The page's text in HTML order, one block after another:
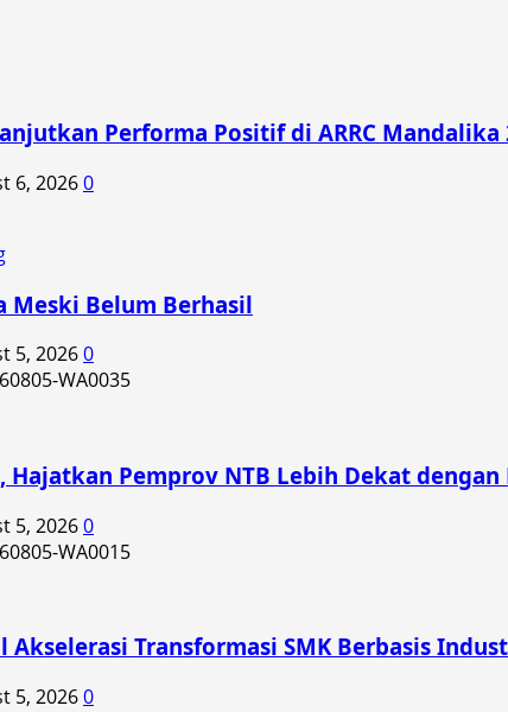
Performa Positif di ARRC Mandalika
6, 20260
Meski Belum Berhasil
5, 20260
Hajatkan Pemprov NTB Lebih Dekat
5, 20260
Transformasi SMK Berbasis
5, 20260